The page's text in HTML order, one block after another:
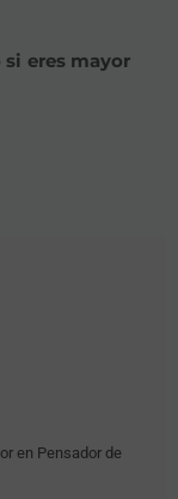
eres mayor
en Pensador de